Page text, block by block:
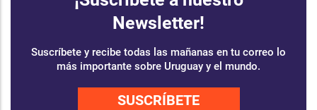
Newsletter!
Suscríbete y recibe todas las mañanas en tu correo lo
más importante sobre Uruguay y el mundo.
SUSCRÍBETE